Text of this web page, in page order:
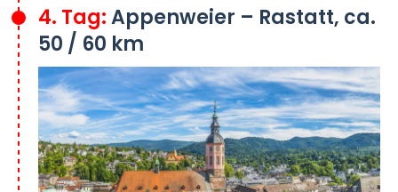
4. Tag:Appenweier – Rastatt, ca.
50 / 60 km